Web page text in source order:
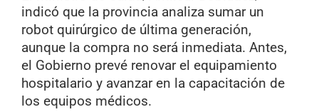
indicó que la provincia analiza sumar un
robot quirúrgico de última generación,
aunque la compra no será inmediata. Antes,
el Gobierno prevé renovar el equipamiento
hospitalario y avanzar en la capacitación de
los equipos médicos.